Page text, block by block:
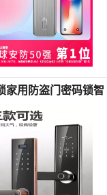
家用防盗门密码锁智
电子门锁酒店刷卡锁
锁(沐普旗舰店仅售